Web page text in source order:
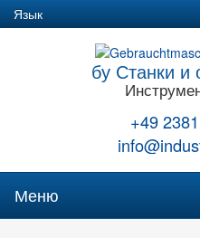
Язык
бу Станки и
+49
Меню